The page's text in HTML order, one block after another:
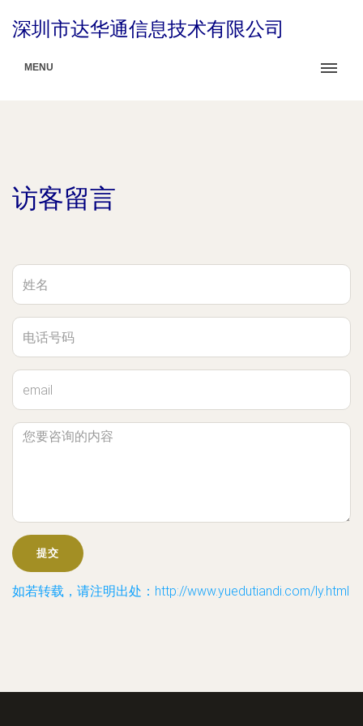
深圳市达华通信息技术有限公司
MENU
访客留言
如若转载，请注明出处：http://www.yuedutiandi.com/ly.html